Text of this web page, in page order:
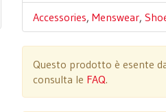
Accessories, Menswear,
Questo prodotto è esente
consulta le FAQ.